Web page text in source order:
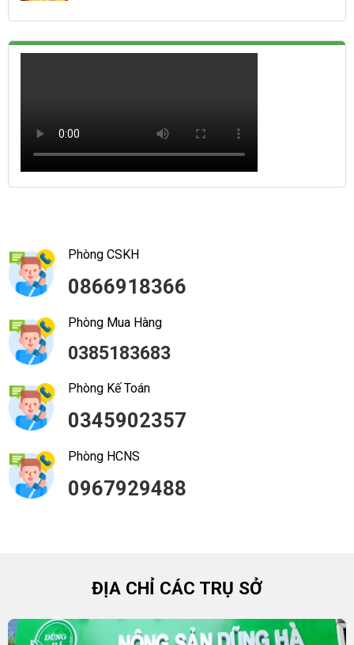
Phòng CSKH
0866918366
Phòng Mua Hàng
0385183683
Phòng Kế Toán
0345902357
Phòng HCNS
0967929488
ĐỊA CHỈ CÁC TRỤ SỞ